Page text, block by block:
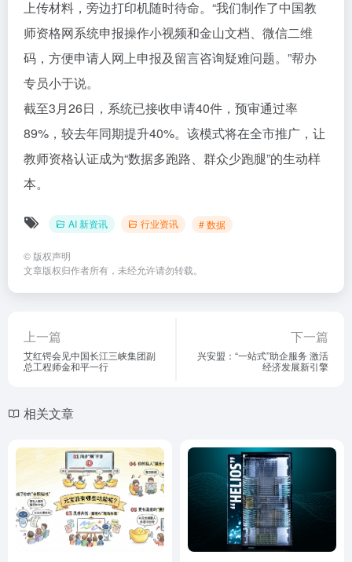
上传材料，旁边打印机随时待命。“我们制作了中国教
师资格网系统申报操作小视频和金山文档、微信二维
码，方便申请人网上申报及留言咨询疑难问题。”帮办
专员小于说。
截至3月26日，系统已接收申请40件，预审通过率
89%，较去年同期提升40%。该模式将在全市推广，让
教师资格认证成为“数据多跑路、群众少跑腿”的生动样
本。
AI 新资讯 行业资讯 # 数据
© 版权声明
文章版权归作者所有，未经允许请勿转载。
上一篇
艾红锷会见中国长江三峡集团副
总工程师金和平一行
下一篇
兴安盟：“一站式”助企服务 激活
经济发展新引擎
相关文章